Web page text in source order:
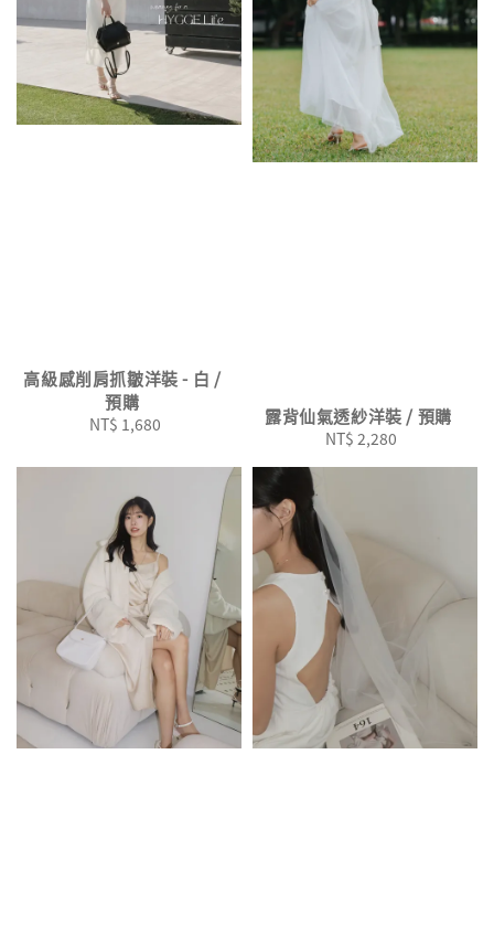
高級感削肩抓皺洋裝 - 白 /
預購
Regular
NT$ 1,680 露背仙氣透紗洋裝 / 預購
Regular
NT$ 2,280